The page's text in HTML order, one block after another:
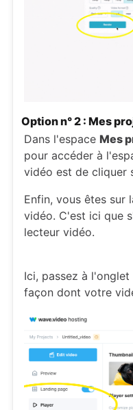
Option n° 2 : Mes
Dans l'espace Mes
pour accéder à
vidéo est de cliquer
Enfin, vous êtes sur
vidéo. C'est ici que
lecteur vidéo.
Ici, passez à l'onglet
façon dont votre